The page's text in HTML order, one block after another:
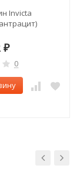
Invicta
₽
0